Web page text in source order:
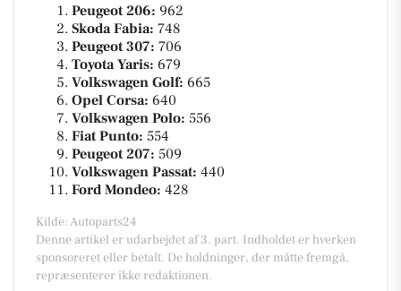
Peugeot 206: 962
Skoda Fabia: 748
Peugeot 307: 706
Toyota Yaris: 679
Volkswagen Golf: 665
Opel Corsa: 640
Volkswagen Polo: 556
Fiat Punto: 554
Peugeot 207: 509
Volkswagen Passat: 440
Ford Mondeo: 428
Kilde: Autoparts24
Denne artikel er udarbejdet af 3. part. Indholdet er hverken
sponsoreret eller betalt. De holdninger, der måtte fremgå,
repræsenterer ikke redaktionen.